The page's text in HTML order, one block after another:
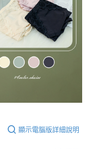
顯示電腦版詳細說明